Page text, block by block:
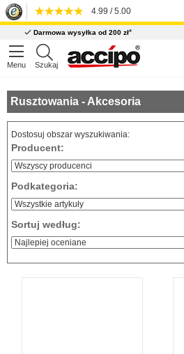
4.99 / 5.00
Darmowa wysyłka od 200 zł*
Menu Szukaj
Rusztowania - Akcesoria
Dostosuj obszar wyszukiwania:
Producent:
Podkategoria:
Sortuj według: